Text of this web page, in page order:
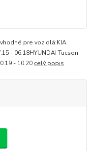
pre vozidlá:KIA
- 06.18HYUNDAI Tucson
- 10.20 celý popis